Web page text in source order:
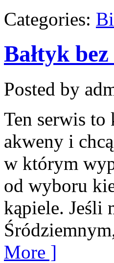
Categories:
Bałtyk
Posted by
Ten serwis to
akweny i
w którym
od wyboru
kąpiele. Jeśli
More ]